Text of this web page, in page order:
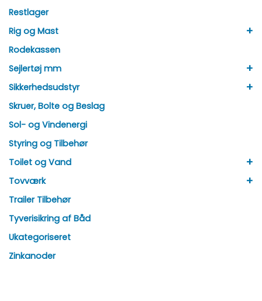
Restlager
Rig og Mast
+
Rodekassen
Sejlertøj mm
+
Sikkerhedsudstyr +
Skruer, Bolte og Beslag
Sol- og Vindenergi
Styring og Tilbehør
Toilet og Vand
+
Tovværk +
Trailer Tilbehør
Tyverisikring af Båd
Ukategoriseret
Zinkanoder